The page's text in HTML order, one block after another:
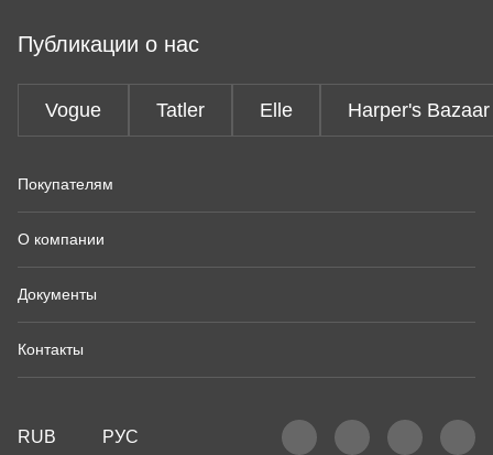
Публикации о нас
Vogue Tatler Elle Harper's Bazaar
Покупателям
О компании
Документы
Контакты
RUB РУС